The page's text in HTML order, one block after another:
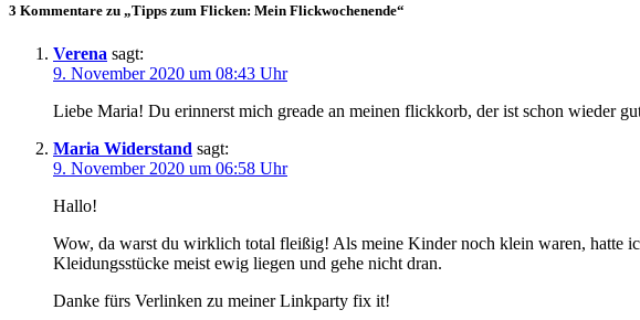
3 Kommentare zu „Tipps zum Flicken: Mein Flickwochenende“
Verena sagt:
9. November 2020 um 08:43 Uhr
Liebe Maria! Du erinnerst mich greade an meinen flickkorb, der ist schon wieder
Maria Widerstand sagt:
9. November 2020 um 06:58 Uhr
Hallo!
Wow, da warst du wirklich total fleißig! Als meine Kinder noch klein waren, hatte
Kleidungsstücke meist ewig liegen und gehe nicht dran.
Danke fürs Verlinken zu meiner Linkparty fix it!